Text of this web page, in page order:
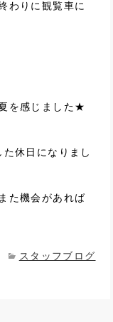
わりに観覧車に
を感じました★
休日になりまし
た機会があれば
スタッフブログ